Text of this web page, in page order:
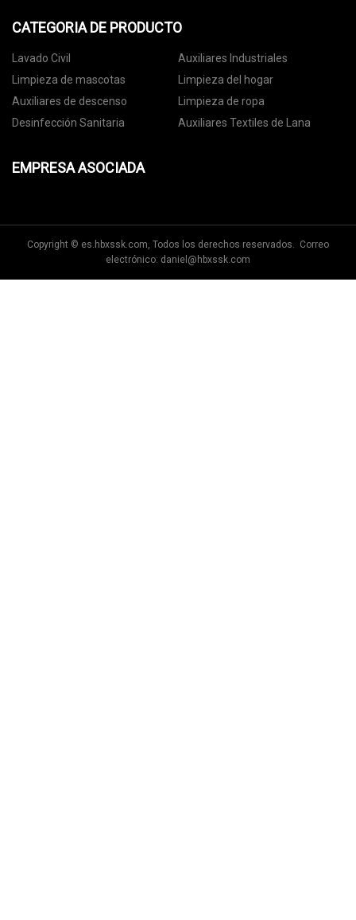
CATEGORIA DE PRODUCTO
Lavado Civil
Auxiliares Industriales
Limpieza de mascotas
Limpieza del hogar
Auxiliares de descenso
Limpieza de ropa
Desinfección Sanitaria
Auxiliares Textiles de Lana
EMPRESA ASOCIADA
Copyright © es.hbxssk.com, Todos los derechos reservados. Correo
electrónico: daniel@hbxssk.com